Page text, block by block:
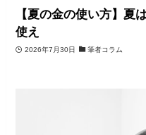
【夏の金の使い方】夏
使え
2026年7月30日 筆者コラム